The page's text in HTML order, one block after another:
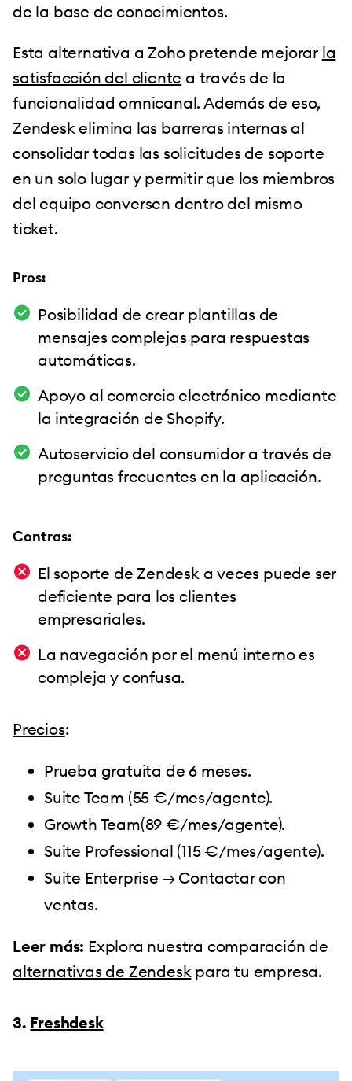
de la base de conocimientos.
Esta alternativa a Zoho pretende mejorar la
satisfacción del cliente a través de la
funcionalidad omnicanal. Además de eso,
Zendesk elimina las barreras internas al
consolidar todas las solicitudes de soporte
en un solo lugar y permitir que los miembros
del equipo conversen dentro del mismo
ticket.
Pros:
Posibilidad de crear plantillas de
mensajes complejas para respuestas
automáticas.
Apoyo al comercio electrónico mediante
la integración de Shopify.
Autoservicio del consumidor a través de
preguntas frecuentes en la aplicación.
Contras:
El soporte de Zendesk a veces puede ser
deficiente para los clientes
empresariales.
La navegación por el menú interno es
compleja y confusa.
Precios:
Prueba gratuita de 6 meses.
Suite Team (55 €/mes/agente).
Growth Team(89 €/mes/agente).
Suite Professional (115 €/mes/agente).
Suite Enterprise → Contactar con
ventas.
Leer más: Explora nuestra comparación de
alternativas de Zendeskpara tu empresa.
3. Freshdesk